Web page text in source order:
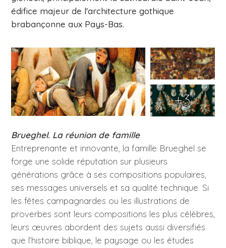
édifice majeur de l'architecture gothique
brabançonne aux Pays-Bas.
+3
Brueghel. La réunion de famille
Entreprenante et innovante, la famille Brueghel se
forge une solide réputation sur plusieurs
générations grâce à ses compositions populaires,
ses messages universels et sa qualité technique. Si
les fêtes campagnardes ou les illustrations de
proverbes sont leurs compositions les plus célèbres,
leurs œuvres abordent des sujets aussi diversifiés
que l’histoire biblique, le paysage ou les études